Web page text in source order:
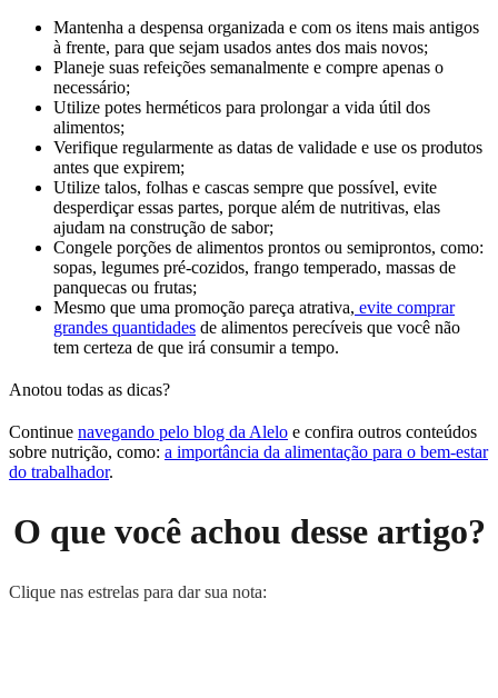
Mantenha a despensa organizada e com os itens mais antigos
à frente, para que sejam usados antes dos mais novos;
Planeje suas refeições semanalmente e compre apenas o
necessário;
Utilize potes herméticos para prolongar a vida útil dos
alimentos;
Verifique regularmente as datas de validade e use os produtos
antes que expirem;
Utilize talos, folhas e cascas sempre que possível, evite
desperdiçar essas partes, porque além de nutritivas, elas
ajudam na construção de sabor;
Congele porções de alimentos prontos ou semiprontos, como:
sopas, legumes pré-cozidos, frango temperado, massas de
panquecas ou frutas;
Mesmo que uma promoção pareça atrativa, evite comprar
grandes quantidades de alimentos perecíveis que você não
tem certeza de que irá consumir a tempo.
Anotou todas as dicas?
Continue navegando pelo blog da Alelo e confira outros conteúdos
sobre nutrição, como: a importância da alimentação para o bem-estar
do trabalhador.
O que você achou desse artigo?
Clique nas estrelas para dar sua nota: